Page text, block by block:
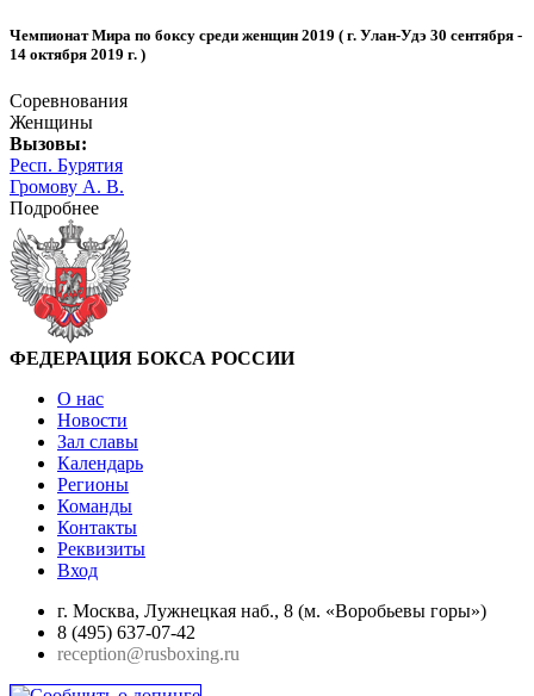
Чемпионат Мира по боксу среди женщин 2019 ( г. Улан-Удэ 30 сентября -
14 октября 2019 г. )
Соревнования
Женщины
Вызовы:
Респ. Бурятия
Громову А. В.
Подробнее
ФЕДЕРАЦИЯ БОКСА РОССИИ
О нас
Новости
Зал славы
Календарь
Регионы
Команды
Контакты
Реквизиты
Вход
г. Москва, Лужнецкая наб., 8 (м. «Воробьевы горы»)
8 (495) 637-07-42
reception@rusboxing.ru